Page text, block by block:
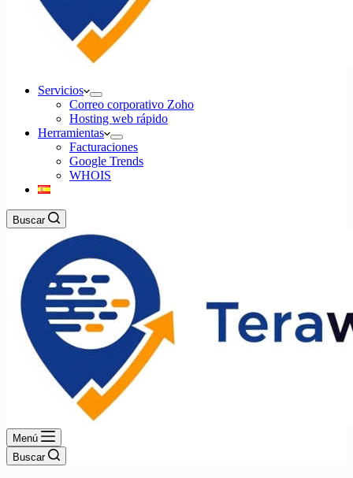
Servicios
Correo corporativo Zoho
Hosting web rápido
Herramientas
Facturaciones
Google Trends
WHOIS
Buscar
Menú
Buscar